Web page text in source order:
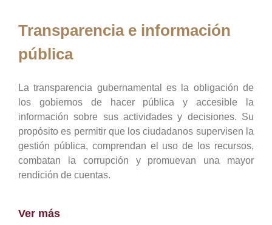
Transparencia e información
pública
La transparencia gubernamental es la obligación de
los gobiernos de hacer pública y accesible la
información sobre sus actividades y decisiones. Su
propósito es permitir que los ciudadanos supervisen la
gestión pública, comprendan el uso de los recursos,
combatan la corrupción y promuevan una mayor
rendición de cuentas.
Ver más